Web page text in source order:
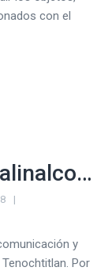
con el
y
Por